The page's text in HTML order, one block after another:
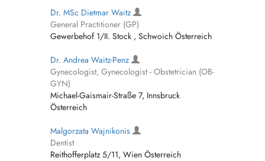
Dr. MSc Dietmar Waitz
General Practitioner (GP)
Gewerbehof 1/II. Stock , Schwoich Österreich
Dr. Andrea Waitz-Penz
Gynecologist, Gynecologist - Obstetrician (OB-
GYN)
Michael-Gaismair-Straße 7, Innsbruck
Österreich
Malgorzata Wajnikonis
Dentist
Reithofferplatz 5/11, Wien Österreich